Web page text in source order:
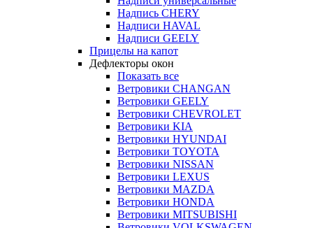
Надпись CHERY
Надписи HAVAL
Надписи GEELY
Прицелы на капот
Дефлекторы окон
Показать все
Ветровики CHANGAN
Ветровики GEELY
Ветровики CHEVROLET
Ветровики KIA
Ветровики HYUNDAI
Ветровики TOYOTA
Ветровики NISSAN
Ветровики LEXUS
Ветровики MAZDA
Ветровики HONDA
Ветровики MITSUBISHI